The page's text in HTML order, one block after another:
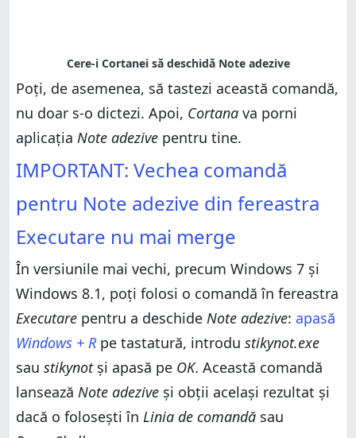
Poți, de asemenea, să tastezi această comandă,
nu doar s-o dictezi. Apoi, Cortana va porni
aplicația Note adezive pentru tine.
IMPORTANT: Vechea comandă
pentru Note adezive din fereastra
Executare nu mai merge
În versiunile mai vechi, precum Windows 7 și
Windows 8.1, poți folosi o comandă în fereastra
Executare pentru a deschide Note adezive: apasă
Windows + Rpe tastatură, introdu stikynot.exe
sau stikynot și apasă pe OK. Această comandă
lansează Note adezive și obții același rezultat și
dacă o folosești în Linia de comandă sau